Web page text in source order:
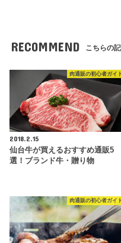
RECOMMEND こちらの
肉通販の初心者ガイ
2018.2.15
仙台牛が買えるおすすめ通販5
選！ブランド牛・贈り物
肉通販の初心者ガイ